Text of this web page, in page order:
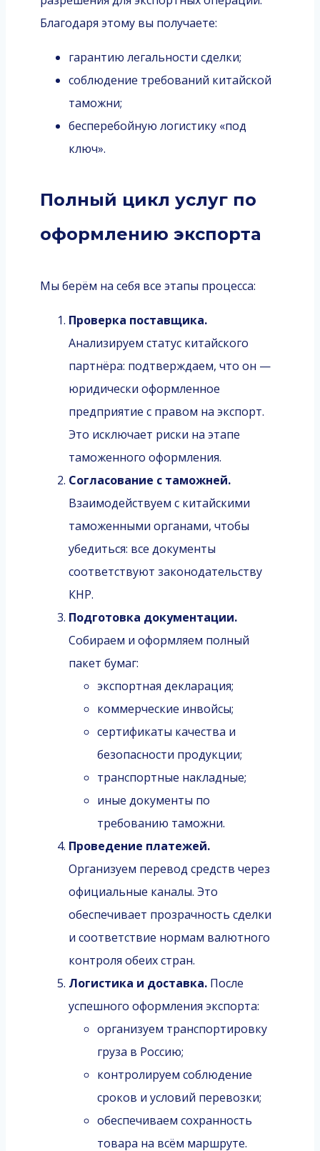
Благодаря этому вы получаете:
гарантию легальности сделки;
соблюдение требований китайской
таможни;
бесперебойную логистику «под
ключ».
Полный цикл услуг по
оформлению экспорта
Мы берём на себя все этапы процесса:
Проверка поставщика.
Анализируем статус китайского
партнёра: подтверждаем, что он —
юридически оформленное
предприятие с правом на экспорт.
Это исключает риски на этапе
таможенного оформления.
Согласование с таможней.
Взаимодействуем с китайскими
таможенными органами, чтобы
убедиться: все документы
соответствуют законодательству
КНР.
Подготовка документации.
Собираем и оформляем полный
пакет бумаг:
экспортная декларация;
коммерческие инвойсы;
сертификаты качества и
безопасности продукции;
транспортные накладные;
иные документы по
требованию таможни.
Проведение платежей.
Организуем перевод средств через
официальные каналы. Это
обеспечивает прозрачность сделки
и соответствие нормам валютного
контроля обеих стран.
Логистика и доставка. После
успешного оформления экспорта:
организуем транспортировку
груза в Россию;
контролируем соблюдение
сроков и условий перевозки;
обеспечиваем сохранность
товара на всём маршруте.